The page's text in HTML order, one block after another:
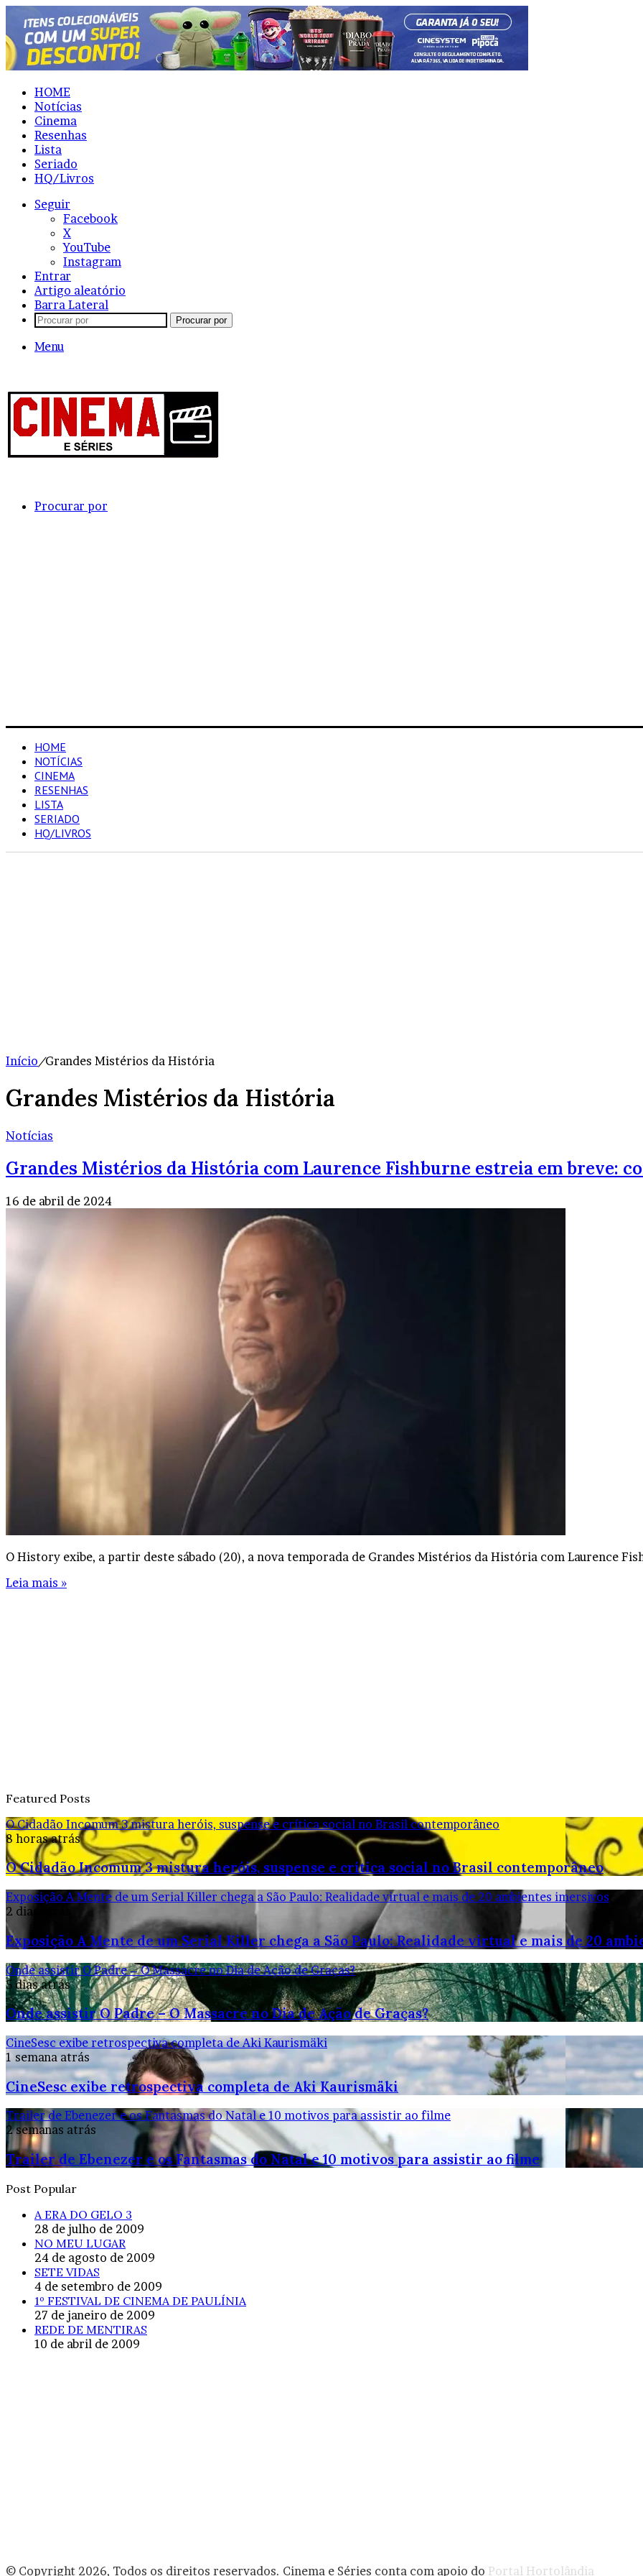
HOME
Notícias
Cinema
Resenhas
Lista
Seriado
HQ/Livros
Seguir
Facebook
X
YouTube
Instagram
Entrar
Artigo aleatório
Barra Lateral
Procurar por
Menu
Procurar por
HOME
NOTÍCIAS
CINEMA
RESENHAS
LISTA
SERIADO
HQ/LIVROS
Início/Grandes Mistérios da História
Grandes Mistérios da História
Notícias
Grandes Mistérios da História com Laurence Fishburne estreia em breve:
16 de abril de 2024
O History exibe, a partir deste sábado (20), a nova temporada de Grandes Mistérios da História com Laurence
Leia mais »
Featured Posts
O Cidadão Incomum 3 mistura heróis, suspense e crítica social no Brasil contemporâneo
8 horas atrás
O Cidadão Incomum 3 mistura heróis, suspense e crítica social no Brasil contemporâneo
Exposição A Mente de um Serial Killer chega a São Paulo: Realidade virtual e mais de 20 ambientes imersivos
2 dias atrás
Exposição A Mente de um Serial Killer chega a São Paulo: Realidade virtual e mais de 20
Onde assistir O Padre – O Massacre no Dia de Ação de Graças?
5 dias atrás
Onde assistir O Padre – O Massacre no Dia de Ação de Graças?
CineSesc exibe retrospectiva completa de Aki Kaurismäki
1 semana atrás
CineSesc exibe retrospectiva completa de Aki Kaurismäki
Trailer de Ebenezer e os Fantasmas do Natal e 10 motivos para assistir ao filme
2 semanas atrás
Trailer de Ebenezer e os Fantasmas do Natal e 10 motivos para assistir ao filme
Post Popular
A ERA DO GELO 3
28 de julho de 2009
NO MEU LUGAR
24 de agosto de 2009
SETE VIDAS
4 de setembro de 2009
1º FESTIVAL DE CINEMA DE PAULÍNIA
27 de janeiro de 2009
REDE DE MENTIRAS
10 de abril de 2009
© Copyright 2026, Todos os direitos reservados. Cinema e Séries conta com apoio do Portal Hortolândia